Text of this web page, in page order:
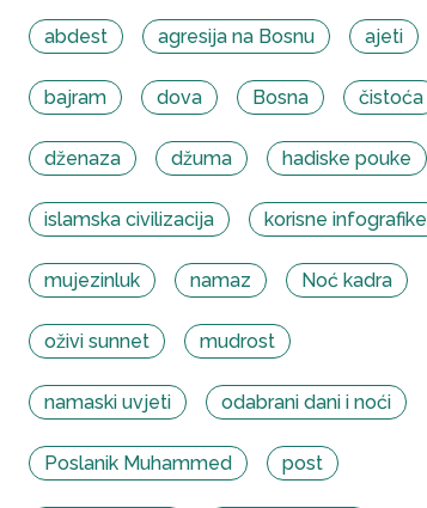
abdest agresija na Bosnu ajeti
bajram dova Bosna čistoća
dženaza džuma hadiske pouke
islamska civilizacija korisne infografike
mujezinluk namaz Noć kadra
oživi sunnet mudrost
namaski uvjeti odabrani dani i noći
Poslanik Muhammed post